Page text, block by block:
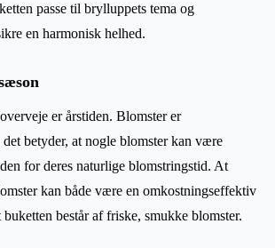
passe til brylluppets tema og
en harmonisk helhed.
er årstiden. Blomster er
det betyder, at nogle blomster kan være
for deres naturlige blomstringstid. At
kan både være en omkostningseffektiv
består af friske, smukke blomster.